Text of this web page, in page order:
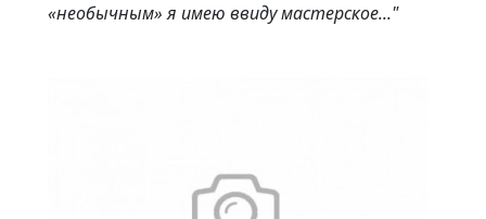
«необычным» я имею ввиду мастерское..."